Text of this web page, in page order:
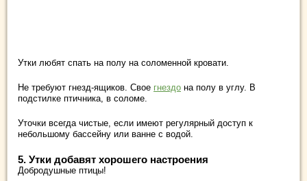
Утки любят спать на полу на соломенной кровати.
Не требуют гнезд-ящиков. Свое гнездо на полу в углу. В
подстилке птичника, в соломе.
Уточки всегда чистые, если имеют регулярный доступ к
небольшому бассейну или ванне с водой.
5. Утки добавят хорошего настроения
Добродушные птицы!